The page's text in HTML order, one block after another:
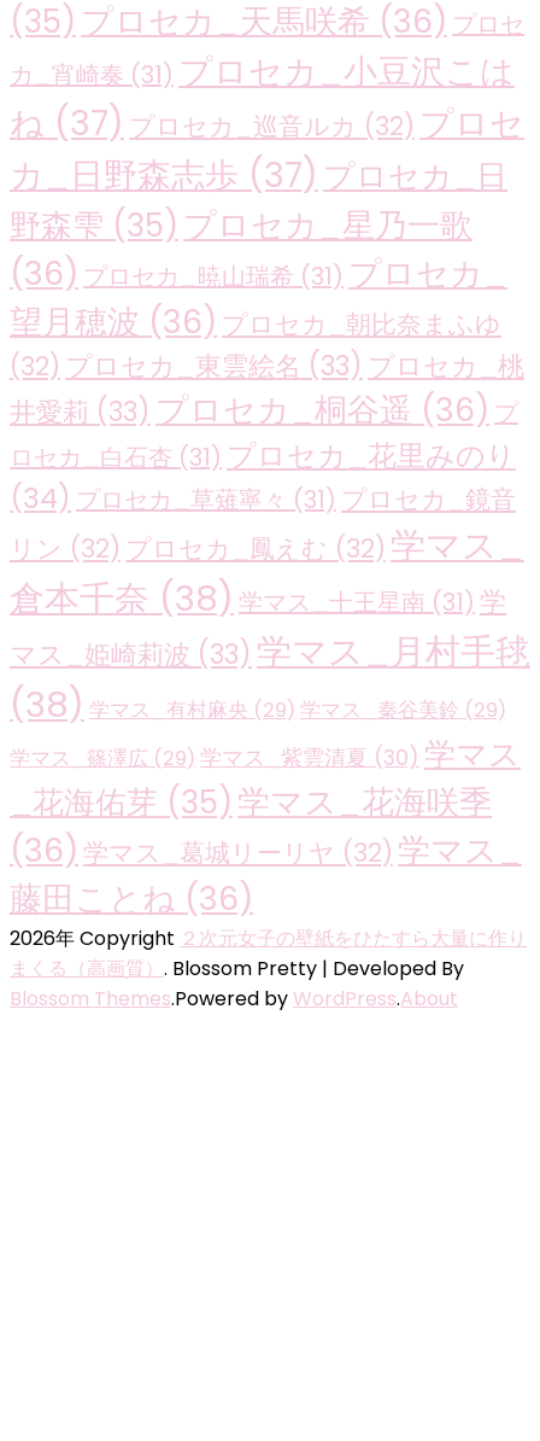
(35) プロセカ_天馬咲希 (36) プロセ
カ_宵崎奏 (31) プロセカ_小豆沢こは
ね (37) プロセカ_巡音ルカ (32) プロセ
カ_日野森志歩 (37) プロセカ_日
野森雫 (35) プロセカ_星乃一歌
(36) プロセカ_暁山瑞希 (31) プロセカ_
望月穂波 (36) プロセカ_朝比奈まふゆ
(32) プロセカ_東雲絵名 (33) プロセカ_桃
井愛莉 (33) プロセカ_桐谷遥 (36) プ
ロセカ_白石杏 (31) プロセカ_花里みのり
(34) プロセカ_草薙寧々 (31) プロセカ_鏡音
リン (32) プロセカ_鳳えむ (32) 学マス_
倉本千奈 (38) 学マス_十王星南 (31) 学
マス_姫崎莉波 (33) 学マス_月村手毬
(38) 学マス_有村麻央 (29) 学マス_秦谷美鈴 (29)
学マス_篠澤広 (29) 学マス_紫雲清夏 (30) 学マス
_花海佑芽 (35) 学マス_花海咲季
(36) 学マス_葛城リーリヤ (32) 学マス_
藤田ことね (36)
2026年 Copyright ２次元女子の壁紙をひたすら大量に作り
まくる（高画質） . Blossom Pretty | Developed By
Blossom Themes.Powered byWordPress.About